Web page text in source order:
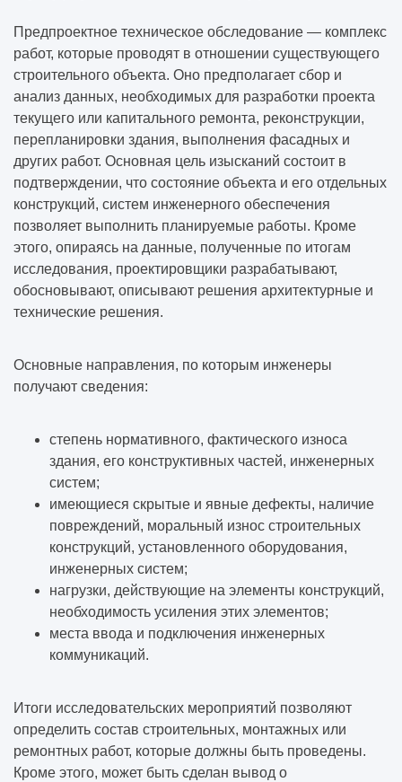
Предпроектное техническое обследование — комплекс
работ, которые проводят в отношении существующего
строительного объекта. Оно предполагает сбор и
анализ данных, необходимых для разработки проекта
текущего или капитального ремонта, реконструкции,
перепланировки здания, выполнения фасадных и
других работ. Основная цель изысканий состоит в
подтверждении, что состояние объекта и его отдельных
конструкций, систем инженерного обеспечения
позволяет выполнить планируемые работы. Кроме
этого, опираясь на данные, полученные по итогам
исследования, проектировщики разрабатывают,
обосновывают, описывают решения архитектурные и
технические решения.
Основные направления, по которым инженеры
получают сведения:
степень нормативного, фактического износа
здания, его конструктивных частей, инженерных
систем;
имеющиеся скрытые и явные дефекты, наличие
повреждений, моральный износ строительных
конструкций, установленного оборудования,
инженерных систем;
нагрузки, действующие на элементы конструкций,
необходимость усиления этих элементов;
места ввода и подключения инженерных
коммуникаций.
Итоги исследовательских мероприятий позволяют
определить состав строительных, монтажных или
ремонтных работ, которые должны быть проведены.
Кроме этого, может быть сделан вывод о